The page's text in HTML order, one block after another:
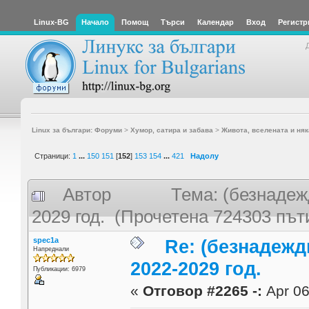
Linux-BG Начало Помощ Търси Календар Вход
Linux за българи: Форуми> Хумор, сатира и забава > Живота, вселената и
Страници: 1 ... 150 151 [152] 153 154 ... 421 Надолу
Автор
Тема:
2029 год. (Прочетена 724303
spec1a
Напреднали
Публикации: 6979
Re:
2022-2029 год.
« Отговор #2265 -: Apr